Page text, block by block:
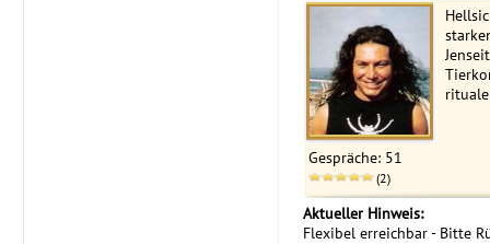
rituale
Gespräche: 51
(2)
Aktueller Hinweis:
Flexibel erreichbar - Bitte